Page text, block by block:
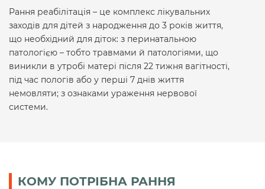
Рання реабілітація – це комплекс лікувальних
заходів для дітей з народження до 3 років життя,
що необхідний для діток: з перинатальною
патологією – тобто травмами й патологіями, що
виникли в утробі матері після 22 тижня вагітності,
під час пологів або у перші 7 днів життя
немовляти; з ознаками ураження нервової
системи.
КОМУ ПОТРІБНА РАННЯ